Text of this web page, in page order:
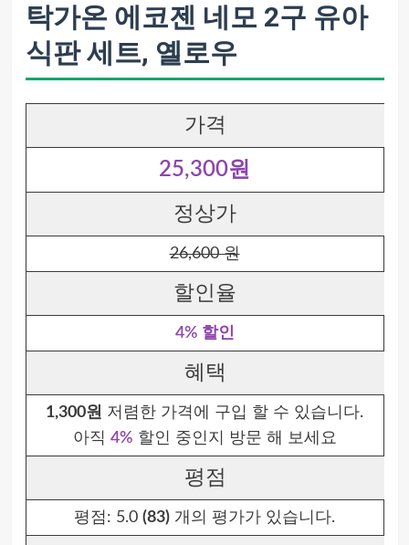
탁가온 에코젠 네모 2구 유아
식판 세트, 옐로우
가격
25,300원
정상가
26,600 원
할인율
4% 할인
혜택
1,300원 저렴한 가격에 구입 할 수 있습니다.
아직 4% 할인 중인지 방문 해 보세요
평점
평점: 5.0 (83) 개의 평가가 있습니다.